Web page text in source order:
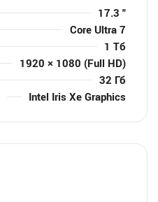
17.3 "
Core Ultra 7
1 Тб
1920 × 1080 (Full HD)
32 Гб
Intel Iris Xe Graphics